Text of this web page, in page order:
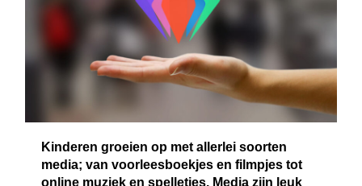
Kinderen groeien op met allerlei soorten
media; van voorleesboekjes en filmpjes tot
online muziek en spelletjes. Media zijn leuk